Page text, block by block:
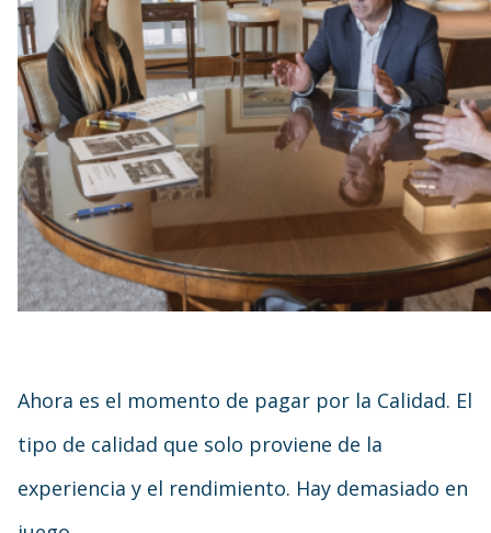
Ahora es el momento de pagar por la Calidad. El
tipo de calidad que solo proviene de la
experiencia y el rendimiento. Hay demasiado en